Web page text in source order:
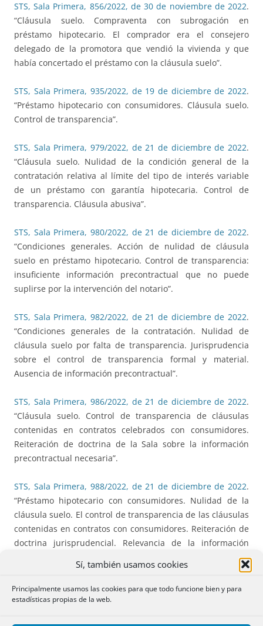
Sí, también usamos cookies
Principalmente usamos las cookies para que todo funcione bien y para
estadísticas propias de la web.
STS, Sala Primera, 856/2022, de 30 de noviembre de 2022.
“Cláusula suelo. Compraventa con subrogación en
préstamo hipotecario. El comprador era el consejero
delegado de la promotora que vendió la vivienda y que
había concertado el préstamo con la cláusula suelo”.
STS, Sala Primera, 935/2022, de 19 de diciembre de 2022.
“Préstamo hipotecario con consumidores. Cláusula suelo.
Control de transparencia”.
STS, Sala Primera, 979/2022, de 21 de diciembre de 2022.
“Cláusula suelo. Nulidad de la condición general de la
contratación relativa al límite del tipo de interés variable
de un préstamo con garantía hipotecaria. Control de
transparencia. Cláusula abusiva”.
STS, Sala Primera, 980/2022, de 21 de diciembre de 2022.
“Condiciones generales. Acción de nulidad de cláusula
suelo en préstamo hipotecario. Control de transparencia:
insuficiente información precontractual que no puede
suplirse por la intervención del notario”.
STS, Sala Primera, 982/2022, de 21 de diciembre de 2022.
“Condiciones generales de la contratación. Nulidad de
cláusula suelo por falta de transparencia. Jurisprudencia
sobre el control de transparencia formal y material.
Ausencia de información precontractual”.
STS, Sala Primera, 986/2022, de 21 de diciembre de 2022.
“Cláusula suelo. Control de transparencia de cláusulas
contenidas en contratos celebrados con consumidores.
Reiteración de doctrina de la Sala sobre la información
precontractual necesaria”.
STS, Sala Primera, 988/2022, de 21 de diciembre de 2022.
“Préstamo hipotecario con consumidores. Nulidad de la
cláusula suelo. El control de transparencia de las cláusulas
contenidas en contratos con consumidores. Reiteración de
doctrina jurisprudencial. Relevancia de la información
STS, Sala Primera, 989/2022, de 21 de diciembre de 2022
“Cláusula suelo. Control de transparencia. Ausencia de